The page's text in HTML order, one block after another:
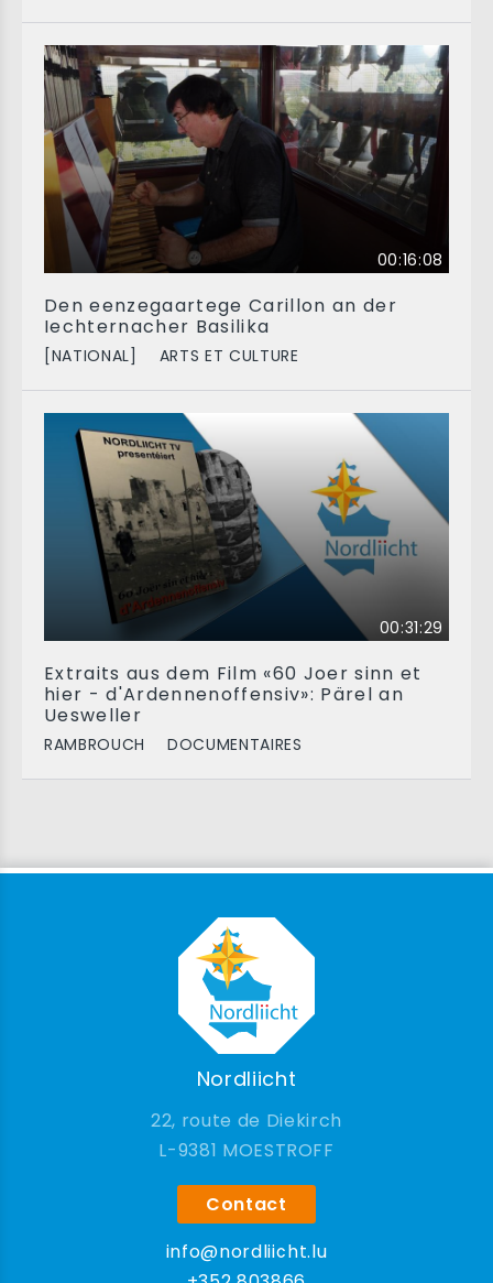
00:16:08
Den eenzegaartege Carillon an der
Iechternacher Basilika
[NATIONAL] ARTS ET CULTURE
00:31:29
Extraits aus dem Film «60 Joer sinn et
hier - d'Ardennenoffensiv»: Pärel an
Uesweller
RAMBROUCH DOCUMENTAIRES
Nordliicht
22, route de Diekirch
9381 MOESTROFF
Contact
info@nordliicht.lu